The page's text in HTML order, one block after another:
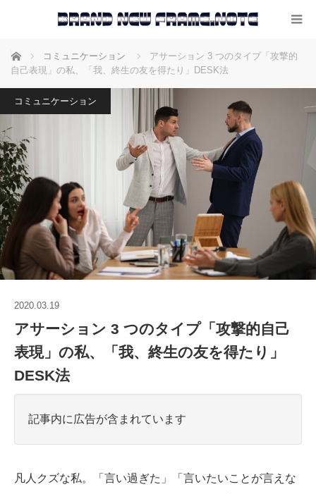
ホーム コミュニケーション
アサーション 3 つのタイプ「攻撃的
自己表現」の私、「我、終生の友を得たり」DESK法
コミュニケーション
2020.03.19
アサーション 3 つのタイプ「攻撃的自己
表現」の私、「我、終生の友を得たり」
DESK法
記事内に広告が含まれています
凡人クズな私。「言い過ぎた」「言いたいことが言えな